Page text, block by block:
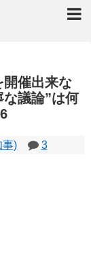
開催出来な
議論”は何
事) 3